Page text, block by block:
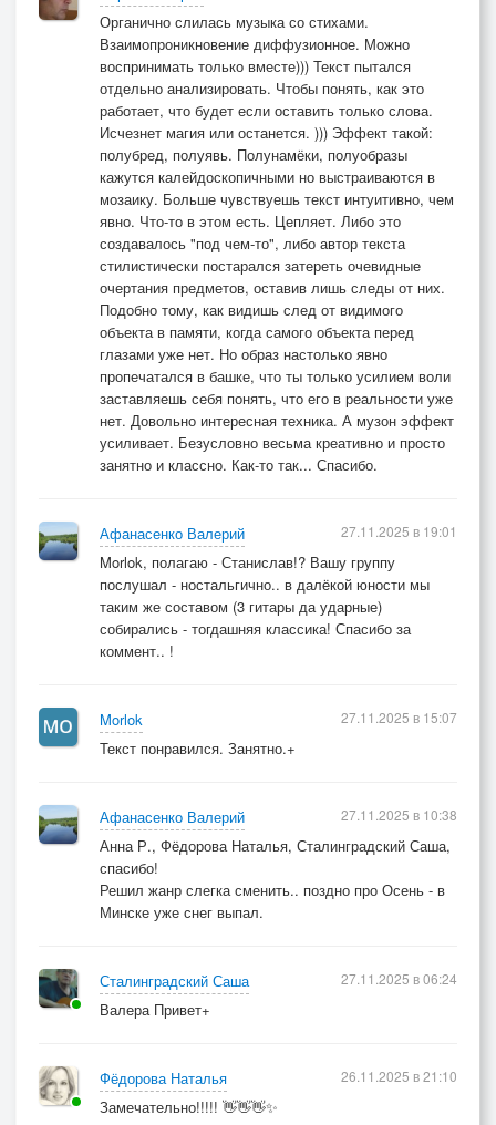
Органично слилась музыка со стихами.
Взаимопроникновение диффузионное. Можно
воспринимать только вместе))) Текст пытался
отдельно анализировать. Чтобы понять, как это
работает, что будет если оставить только слова.
Исчезнет магия или останется. ))) Эффект такой:
полубред, полуявь. Полунамёки, полуобразы
кажутся калейдоскопичными но выстраиваются в
мозаику. Больше чувствуешь текст интуитивно, чем
явно. Что-то в этом есть. Цепляет. Либо это
создавалось "под чем-то", либо автор текста
стилистически постарался затереть очевидные
очертания предметов, оставив лишь следы от них.
Подобно тому, как видишь след от видимого
объекта в памяти, когда самого объекта перед
глазами уже нет. Но образ настолько явно
пропечатался в башке, что ты только усилием воли
заставляешь себя понять, что его в реальности уже
нет. Довольно интересная техника. А музон эффект
усиливает. Безусловно весьма креативно и просто
занятно и классно. Как-то так... Спасибо.
Афанасенко Валерий
Morlok, полагаю - Станислав!? Вашу группу
послушал - ностальгично.. в далёкой юности мы
таким же составом (3 гитары да ударные)
собирались - тогдашняя классика! Спасибо за
коммент.. !
27.11.2025 в 19:01
Morlok
Текст понравился. Занятно.+
27.11.2025 в 15:07
Афанасенко Валерий
Анна Р., Фёдорова Наталья, Сталинградский Саша,
спасибо!
Решил жанр слегка сменить.. поздно про Осень - в
Минске уже снег выпал.
27.11.2025 в 10:38
Сталинградский Саша
Валера Привет+
27.11.2025 в 06:24
Фёдорова Наталья
Замечательно!!!!! 👋👋👋✨
26.11.2025 в 21:10